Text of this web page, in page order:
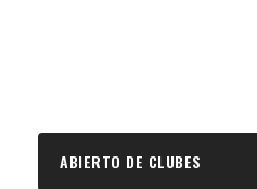
ABIERTO DE CLUBES